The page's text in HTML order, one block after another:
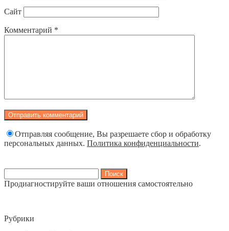
Сайт
Комментарий *
Отправляя сообщение, Вы разрешаете сбор и обработку
персональных данных. Политика конфиденциальности.
Продиагностируйте ваши отношения самостоятельно
Рубрики